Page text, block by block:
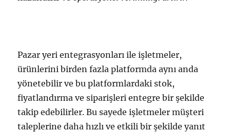
Pazar yeri entegrasyonları ile işletmeler,
ürünlerini birden fazla platformda aynı anda
yönetebilir ve bu platformlardaki stok,
fiyatlandırma ve siparişleri entegre bir şekilde
takip edebilirler. Bu sayede işletmeler müşteri
taleplerine daha hızlı ve etkili bir şekilde yanıt